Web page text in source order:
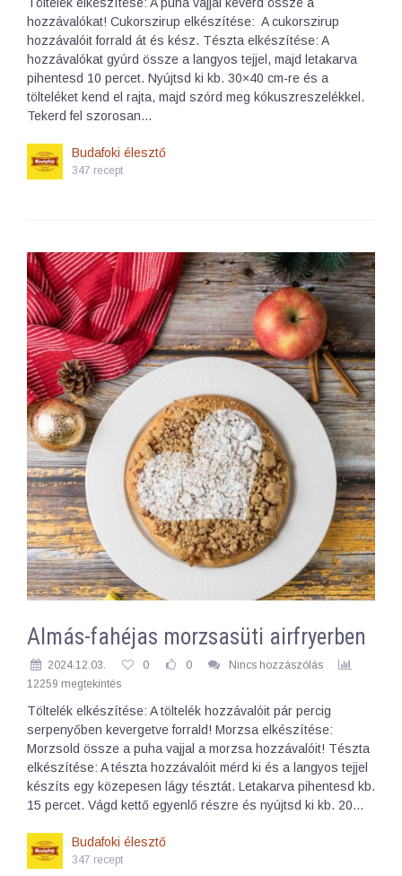
hozzávalókat! Cukorszirup elkészítése: A cukorszirup
hozzávalóit forrald át és kész. Tészta elkészítése: A
hozzávalókat gyúrd össze a langyos tejjel, majd letakarva
pihentesd 10 percet. Nyújtsd ki kb. 30×40 cm-re és a
tölteléket kend el rajta, majd szórd meg kókuszreszelékkel.
Tekerd fel szorosan…
Budafoki élesztő
347 recept
Almás-fahéjas morzsasüti airfryerben
2024.12.03. 0 0
Nincs hozzászólás
12259 megtekintés
Töltelék elkészítése: A töltelék hozzávalóit pár percig
serpenyőben kevergetve forrald! Morzsa elkészítése:
Morzsold össze a puha vajjal a morzsa hozzávalóit! Tészta
elkészítése: A tészta hozzávalóit mérd ki és a langyos tejjel
készíts egy közepesen lágy tésztát. Letakarva pihentesd kb.
15 percet. Vágd kettő egyenlő részre és nyújtsd ki kb. 20…
Budafoki élesztő
347 recept